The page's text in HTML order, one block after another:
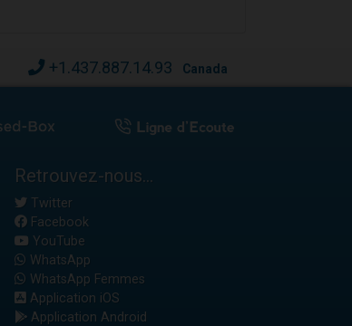
+1.437.887.14.93 Canada
Retrouvez-nous...
Twitter
Facebook
YouTube
WhatsApp
WhatsApp Femmes
Application iOS
Application Android